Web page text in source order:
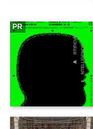
PR